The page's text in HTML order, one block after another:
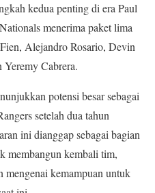
kedua penting di era Paul
menerima paket lima
Alejandro Rosario, Devin
Cabrera.
potensi besar sebagai
setelah dua tahun
ini dianggap sebagai bagian
membangun kembali tim,
mengenai kemampuan untuk